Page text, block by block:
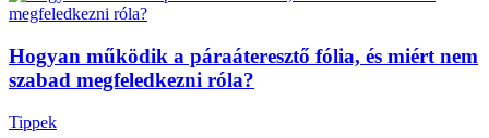
Hogyan működik a páraáteresztő fólia, és miért nem
szabad megfeledkezni róla?
Tippek